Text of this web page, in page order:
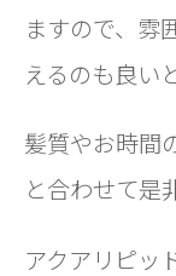
ますので、雰
えるのも良い
髪質やお時間
と合わせて是
アクアリピッ